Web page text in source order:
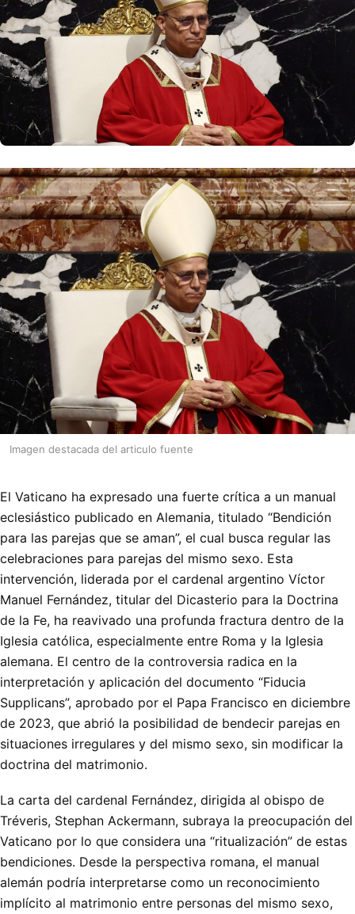
Imagen destacada del articulo fuente
El Vaticano ha expresado una fuerte crítica a un manual
eclesiástico publicado en Alemania, titulado “Bendición
para las parejas que se aman”, el cual busca regular las
celebraciones para parejas del mismo sexo. Esta
intervención, liderada por el cardenal argentino Víctor
Manuel Fernández, titular del Dicasterio para la Doctrina
de la Fe, ha reavivado una profunda fractura dentro de la
Iglesia católica, especialmente entre Roma y la Iglesia
alemana. El centro de la controversia radica en la
interpretación y aplicación del documento “Fiducia
Supplicans”, aprobado por el Papa Francisco en diciembre
de 2023, que abrió la posibilidad de bendecir parejas en
situaciones irregulares y del mismo sexo, sin modificar la
doctrina del matrimonio.
La carta del cardenal Fernández, dirigida al obispo de
Tréveris, Stephan Ackermann, subraya la preocupación del
Vaticano por lo que considera una “ritualización” de estas
bendiciones. Desde la perspectiva romana, el manual
alemán podría interpretarse como un reconocimiento
implícito al matrimonio entre personas del mismo sexo,